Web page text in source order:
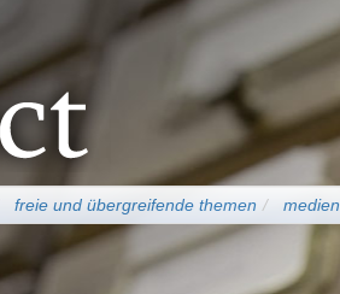
freie und übergreifende themen medien